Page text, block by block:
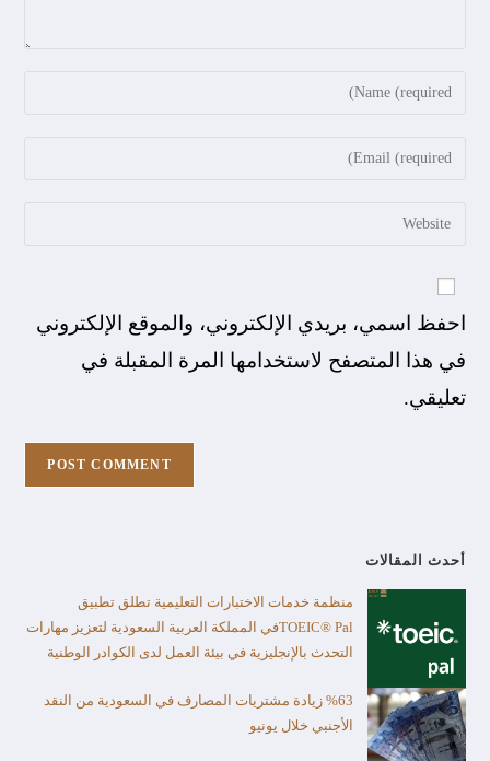
احفظ اسمي، بريدي الإلكتروني، والموقع الإلكتروني
في هذا المتصفح لاستخدامها المرة المقبلة في
تعليقي.
أحدث المقالات
منظمة خدمات الاختبارات التعليمية تطلق تطبيق
TOEIC® Palفي المملكة العربية السعودية لتعزيز مهارات
التحدث بالإنجليزية في بيئة العمل لدى الكوادر الوطنية
%63 زيادة مشتريات المصارف في السعودية من النقد
الأجنبي خلال يونيو